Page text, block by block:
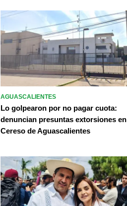
AGUASCALIENTES
Lo golpearon por no pagar cuota:
denuncian presuntas extorsiones en
Cereso de Aguascalientes